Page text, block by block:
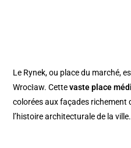
Le Rynek, ou place du marché,
Wrocław. Cettevaste place
colorées aux façades richement
l’histoire architecturale de la ville.